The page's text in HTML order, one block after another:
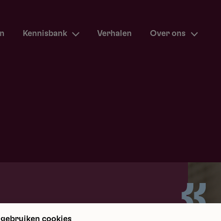
Kennisbank Verhalen Over ons
cookies